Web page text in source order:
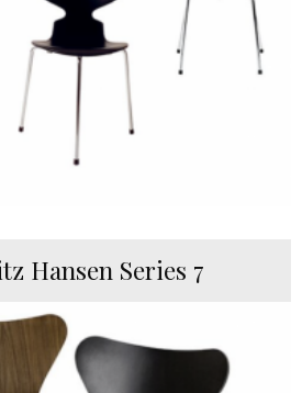
Hansen Series 7